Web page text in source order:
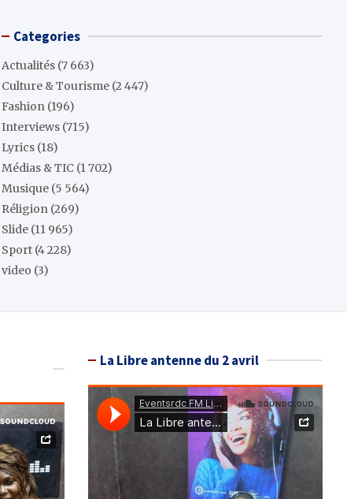
Categories
Actualités (7 663)
Culture & Tourisme (2 447)
Fashion (196)
Interviews (715)
Lyrics (18)
Médias & TIC (1 702)
Musique (5 564)
Réligion (269)
Slide (11 965)
Sport (4 228)
video (3)
La Libre antenne du 2 avril